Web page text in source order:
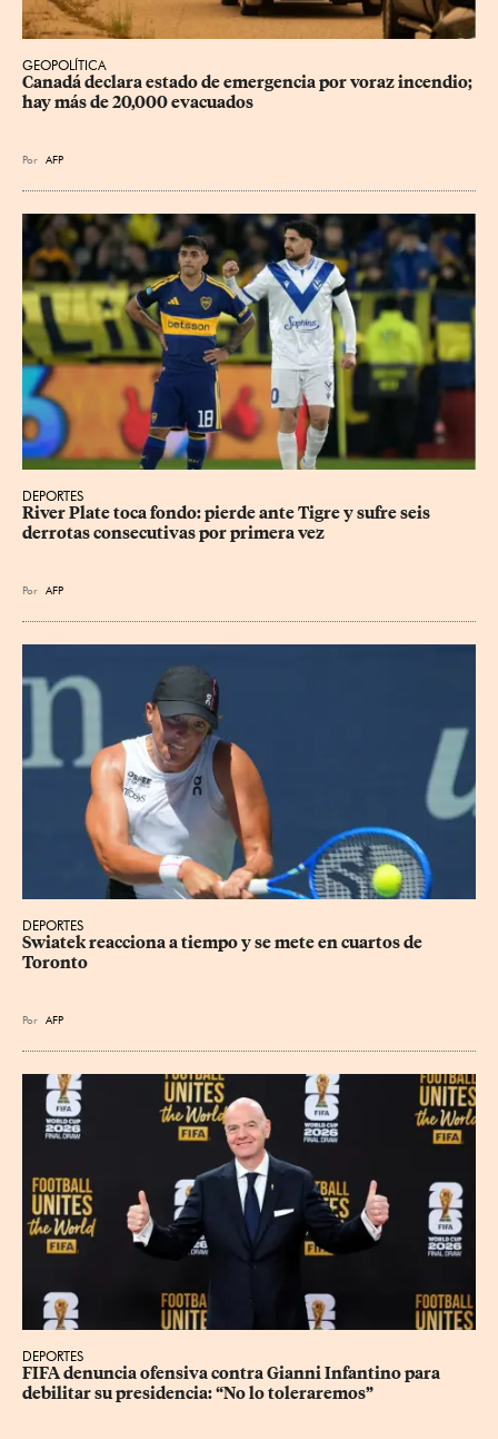
GEOPOLÍTICA
Canadá declara estado de emergencia por voraz incendio;
hay más de 20,000 evacuados
Por AFP
DEPORTES
River Plate toca fondo: pierde ante Tigre y sufre seis
derrotas consecutivas por primera vez
Por AFP
DEPORTES
Swiatek reacciona a tiempo y se mete en cuartos de
Toronto
Por AFP
DEPORTES
FIFA denuncia ofensiva contra Gianni Infantino para
debilitar su presidencia: “No lo toleraremos”